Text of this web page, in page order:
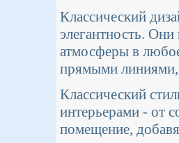
Классический
элегантность.
атмосферы в
прямыми линиями,
Классический
интерьерами - от
помещение,